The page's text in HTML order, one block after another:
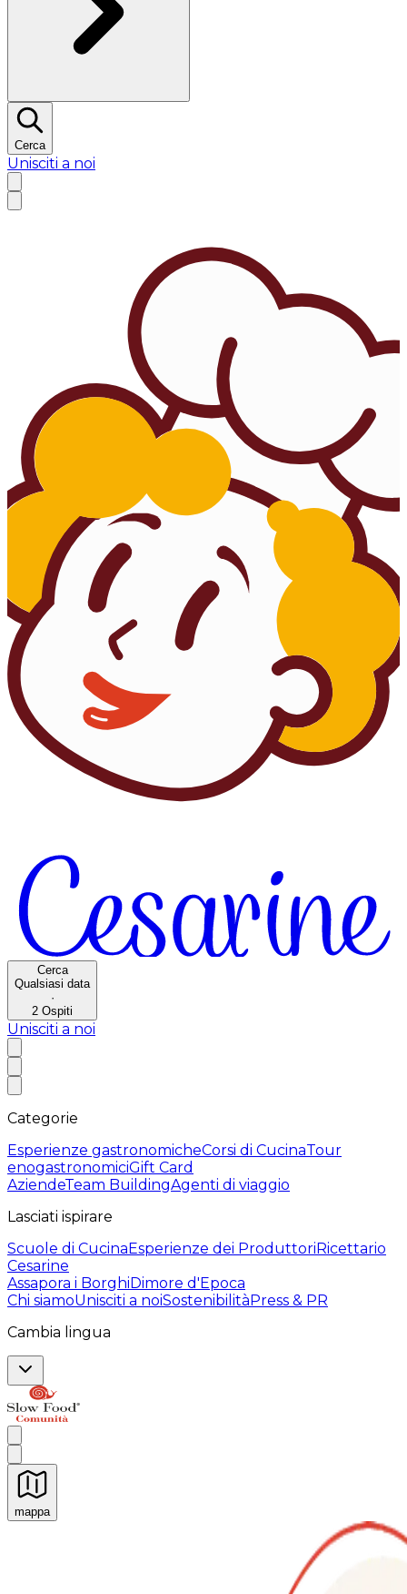
Cerca
Unisciti a noi
Cerca
Qualsiasi data
·
2 Ospiti
Unisciti a noi
Categorie
Esperienze gastronomicheCorsi di CucinaTour
enogastronomiciGift Card
AziendeTeam BuildingAgenti di viaggio
Lasciati ispirare
Scuole di CucinaEsperienze dei ProduttoriRicettario
Cesarine
Assapora i BorghiDimore d'Epoca
Chi siamoUnisciti a noiSostenibilitàPress & PR
Cambia lingua
mappa
Esperienze culinarie indimenticabili: Esperienze